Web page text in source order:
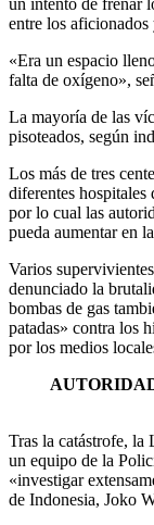
entre los
«Era un espacio
falta de oxígeno»,
La mayoría de las
pisoteados, según
Los más de tres
diferentes hospitales
por lo cual las
pueda aumentar en
Varios
denunciado la
bombas de gas
patadas» contra los
por los medios
Tras la catástrofe, la
un equipo de la
«investigar
de Indonesia, Joko